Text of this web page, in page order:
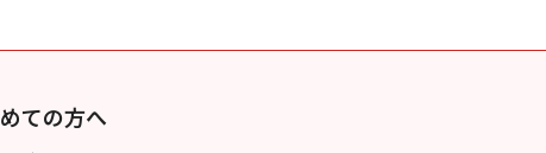
ての方へ